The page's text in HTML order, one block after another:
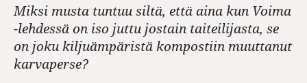
Miksi musta tuntuu siltä, että aina kun Voima
-lehdessä on iso juttu jostain taiteilijasta, se
on joku kiljuämpäristä kompostiin muuttanut
karvaperse?